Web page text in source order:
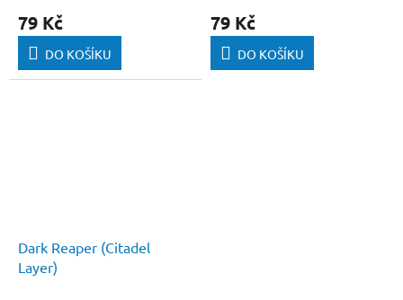
79 Kč
DO KOŠÍKU
79 Kč
DO KOŠÍKU
Dark Reaper (Citadel
Layer)